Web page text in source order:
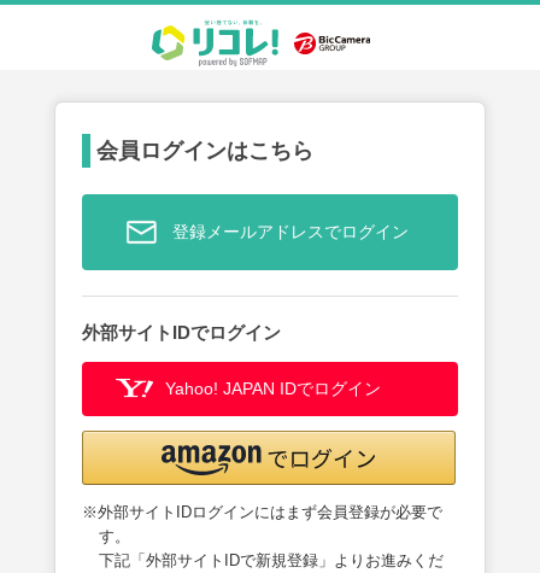
会員ログインはこちら
登録メールアドレスでログイン
外部サイトIDでログイン
Yahoo! JAPAN IDでログイン
※外部サイトIDログインにはまず会員登録が必要で
す。
下記「外部サイトIDで新規登録」よりお進みくだ